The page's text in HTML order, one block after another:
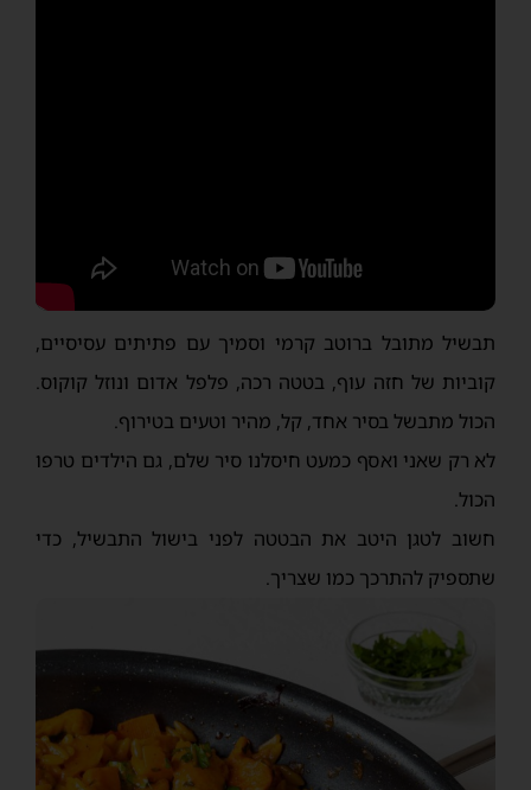
תבשיל מתובל ברוטב קרמי וסמיך עם פתיתים עסיסיים,
קוביות של חזה עוף, בטטה רכה, פלפל אדום ונוזל קוקוס.
הכול מתבשל בסיר אחד, קל, מהיר וטעים בטירוף.
לא רק שאני ואסף כמעט חיסלנו סיר שלם, גם הילדים טרפו
הכול.
חשוב לטגן היטב את הבטטה לפני בישול התבשיל, כדי
שתספיק להתרכך כמו שצריך.